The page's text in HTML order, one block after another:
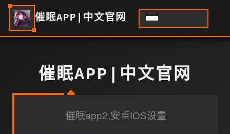
催眠APP|中文官网
催眠APP|中文官网
催眠app2,安卓IOS设置